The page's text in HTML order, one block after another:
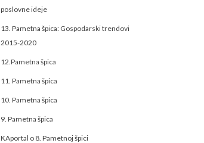
poslovne ideje
13. Pametna špica: Gospodarski trendovi
2015-2020
12.Pametna špica
11. Pametna špica
10. Pametna špica
9. Pametna špica
KAportal o 8. Pametnoj špici